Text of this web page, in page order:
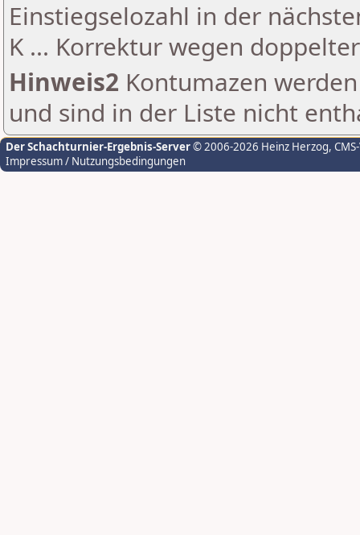
Einstiegselozahl in der
K ... Korrektur wegen
Hinweis2 Kontumazen
und sind in der Liste nicht
Der Schachturnier-Ergebnis-Server© 2006-2026 Heinz Herzog,
Impressum / Nutzungsbedingungen